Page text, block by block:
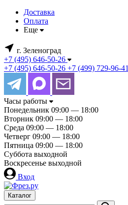
Доставка
Оплата
Еще
г. Зеленоград
+7 (495) 646-50-26
+7 (495) 646-50-26 +7 (499) 729-96-41
Часы работы
Понедельник 09:00 — 18:00
Вторник 09:00 — 18:00
Среда 09:00 — 18:00
Четверг 09:00 — 18:00
Пятница 09:00 — 18:00
Суббота выходной
Воскресенье выходной
Вход
Каталог